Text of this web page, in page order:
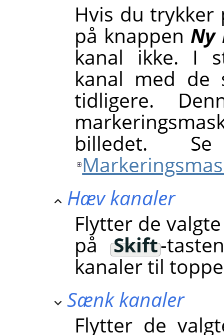
Hvis du
på knappen Ny
kanal ikke. I
kanal med de
tidligere.
billedet.
Hæv kanaler
Flytter de
på
Skift-
kanaler til
Sænk kanaler
Flytter de